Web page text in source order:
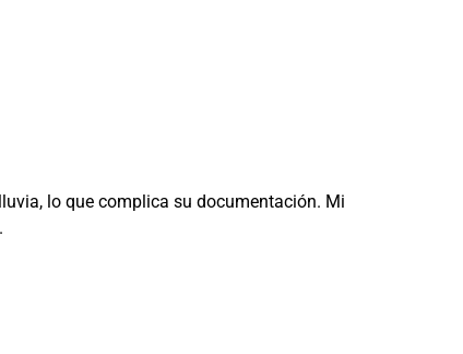
lo que complica su documentación. Mi